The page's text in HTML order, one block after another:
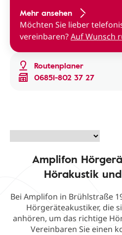
Routenplaner
06851-802 37 27
Mehr ansehen
Möchten Sie lieber
vereinbaren?Auf Wunsch
Amplifon
Hörakustik
Bei Amplifon in Brühlstraße
Hörgeräteakustiker, die
anhören, um das richtige
Vereinbaren Sie einen